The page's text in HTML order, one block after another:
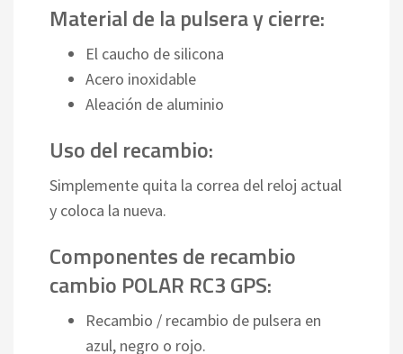
Material de la pulsera y cierre:
El caucho de silicona
Acero inoxidable
Aleación de aluminio
Uso del recambio:
Simplemente quita la correa del reloj actual
y coloca la nueva.
Componentes de recambio
cambio POLAR RC3 GPS:
Recambio / recambio de pulsera en
azul, negro o rojo.